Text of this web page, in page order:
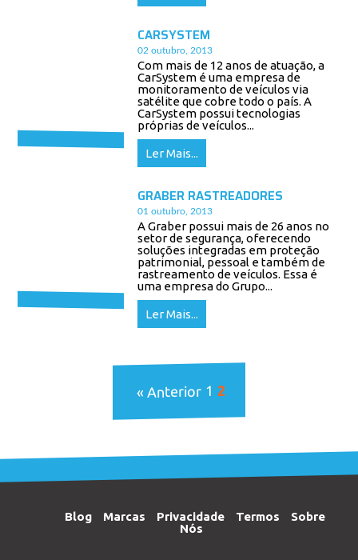
CARSYSTEM
02 outubro, 2013
Com mais de 12 anos de atuação, a
CarSystem é uma empresa de
monitoramento de veículos via
satélite que cobre todo o país. A
CarSystem possui tecnologias
próprias de veículos...
Ler Mais...
GRABER RASTREADORES
01 outubro, 2013
A Graber possui mais de 26 anos no
setor de segurança, oferecendo
soluções integradas em proteção
patrimonial, pessoal e também de
rastreamento de veículos. Essa é
uma empresa do Grupo...
Ler Mais...
« Anterior 1 2
Blog Marcas Privacidade Termos
Sobre
Nós